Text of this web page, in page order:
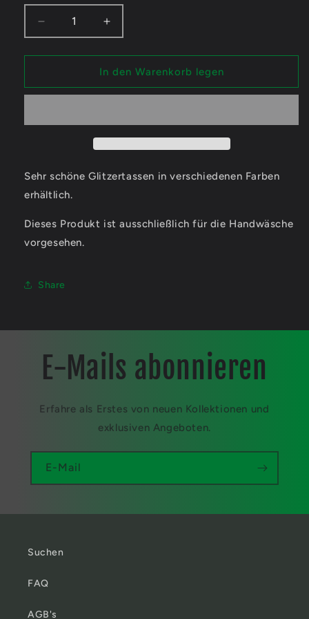
Verringere
die
Menge
ifyouseekalex
Glitzertassen
Erhöhe
die
Menge
für
ifyouseekalex
Glitzertassen
In den Warenkorb legen
Sehr schöne Glitzertassen in verschiedenen Farben
erhältlich.
Dieses Produkt ist ausschließlich für die Handwäsche
vorgesehen.
Share
E-Mails abonnieren
Erfahre als Erstes von neuen Kollektionen und
exklusiven Angeboten.
E-Mail
Suchen
FAQ
AGB's